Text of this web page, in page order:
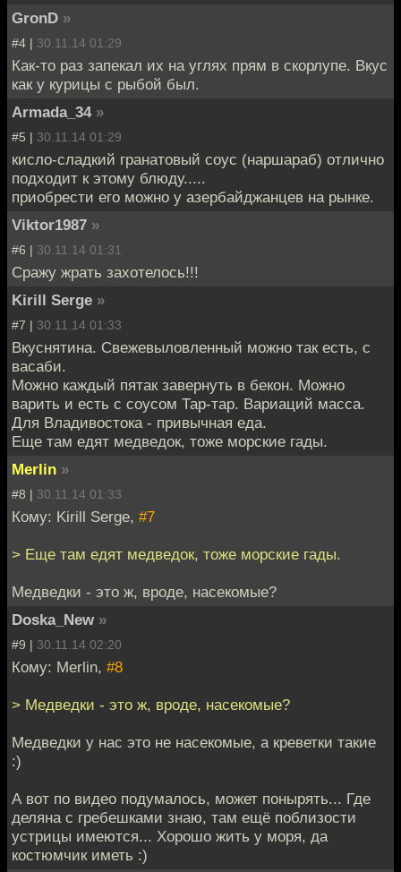
GronD »
#4 | 30.11.14 01:29
Как-то раз запекал их на углях прям в скорлупе. Вкус
как у курицы с рыбой был.
Armada_34 »
#5 | 30.11.14 01:29
кисло-сладкий гранатовый соус (наршараб) отлично
подходит к этому блюду.....
приобрести его можно у азербайджанцев на рынке.
Viktor1987 »
#6 | 30.11.14 01:31
Сражу жрать захотелось!!!
Kirill Serge »
#7 | 30.11.14 01:33
Вкуснятина. Свежевыловленный можно так есть, с
васаби.
Можно каждый пятак завернуть в бекон. Можно
варить и есть с соусом Тар-тар. Вариаций масса.
Для Владивостока - привычная еда.
Еще там едят медведок, тоже морские гады.
Merlin »
#8 | 30.11.14 01:33
Кому: Kirill Serge, #7
> Еще там едят медведок, тоже морские гады.
Медведки - это ж, вроде, насекомые?
Doska_New »
#9 | 30.11.14 02:20
Кому: Merlin, #8
> Медведки - это ж, вроде, насекомые?
Медведки у нас это не насекомые, а креветки такие
:)
А вот по видео подумалось, может понырять... Где
деляна с гребешками знаю, там ещё поблизости
устрицы имеются... Хорошо жить у моря, да
костюмчик иметь :)